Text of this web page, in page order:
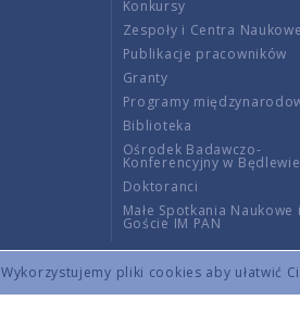
Wykorzystujemy pliki cookies aby ułatwić
Konkursy
Zespoły i Centra Naukowe
Publikacje pracowników
Granty
Programy
Biblioteka
Ośrodek Badawczo-
Konferencyjny w Będlewie
Doktoranci
Małe Spotkania Naukowe i
Goście IM PAN